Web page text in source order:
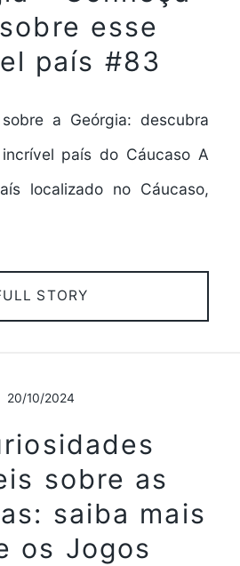
esse
país #83
a Geórgia: descubra
país do Cáucaso A
localizado no Cáucaso,
STORY
20/10/2024
sobre as
saiba mais
os Jogos